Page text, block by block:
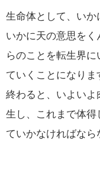
生命体として、いか
いかに天の意思を
らのことを転生界
ていくことになり
終わると、いよい
生し、これまで体
ていかなければなら